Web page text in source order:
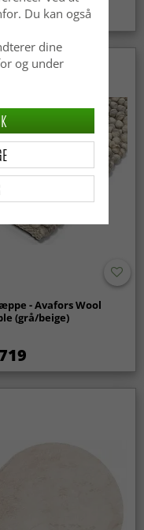
- Avafors Wool
(grå/beige)
Du kan også
dine
og under